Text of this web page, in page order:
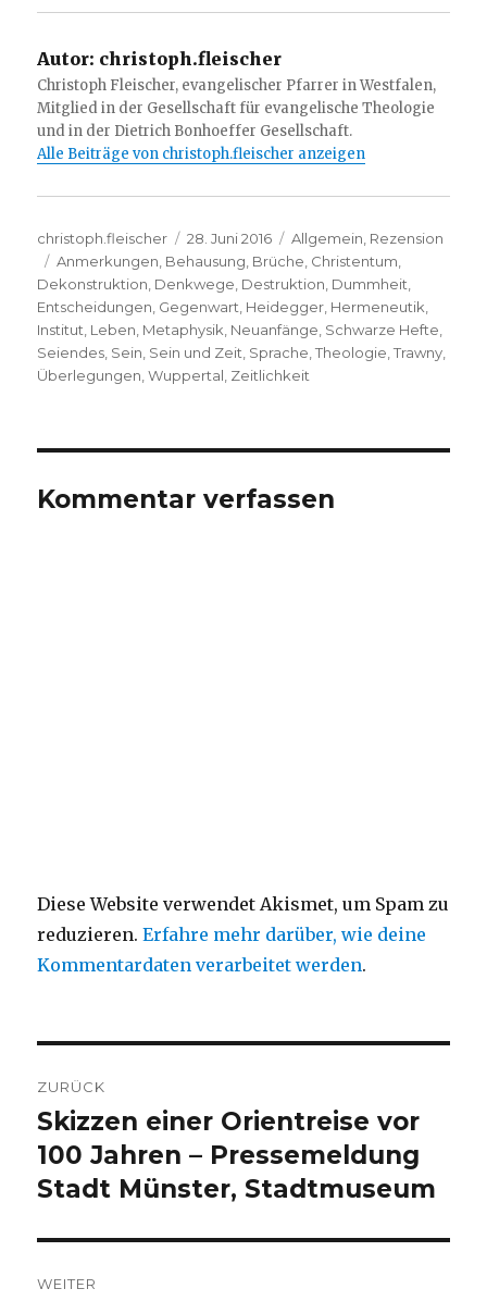
Autor: christoph.fleischer
Christoph Fleischer, evangelischer Pfarrer in Westfalen,
Mitglied in der Gesellschaft für evangelische Theologie
und in der Dietrich Bonhoeffer Gesellschaft.
Alle Beiträge von christoph.fleischer anzeigen
Autor
christoph.fleischer
Veröffentlicht
am
28. Juni 2016 Kategorien
Allgemein Rezension
Schlagwörter
Anmerkungen Behausung Brüche Christentum
Dekonstruktion Denkwege Destruktion Dummheit
Entscheidungen Gegenwart Heidegger Hermeneutik
Institut Leben Metaphysik Neuanfänge Schwarze Hefte
Seiendes Sein Sein und Zeit Sprache ,Theologie ,Trawny
Überlegungen ,Wuppertal Zeitlichkeit
Kommentar verfassen
Diese Website verwendet Akismet, um Spam zu
reduzieren.Erfahre mehr darüber, wie deine
Kommentardaten verarbeitet werden.
ZURÜCK
Vorheriger
Beitrag:
Skizzen einer Orientreise vor
100 Jahren – Pressemeldung
Stadt Münster, Stadtmuseum
WEITER